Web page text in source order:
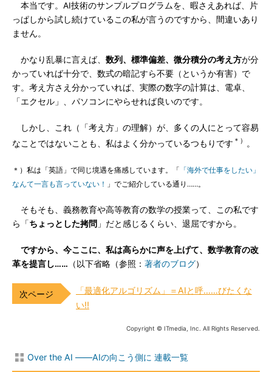
本当です。AI技術のサンプルプログラムを、暇さえあれば、片
っぱしから試し続けているこの私が言うのですから、間違いあり
ません。
かなり乱暴に言えば、 数列、標準偏差、微分積分の考え方が分
かっていれば十分で、数式の暗記すら不要（というか有害）で
す。考え方さえ分かっていれば、実際の数字の計算は、電卓、
「エクセル」、パソコンにやらせれば良いのです。
しかし、これ（「考え方」の理解）が、多くの人にとって容易
なことではないことも、私はよく分かっているつもりです ＊） 。
＊）私は「英語」で同じ境遇を痛感しています。「 「海外で仕事をしたい」
なんて一言も言っていない！
」でご紹介している通り……。
そもそも、義務教育や高等教育の数学の授業って、この私です
ら「ちょっとした拷問 」だと感じるくらい、退屈ですから。
ですから、今ここに、私は高らかに声を上げて、数学教育の改
革を提言し…… （以下省略（参照： 著者のブログ）
「最適化アルゴリズム」＝AIと呼……びたくな
い!!
Copyright © ITmedia, Inc. All Rights Reserved.
Over the AI ――AIの向こう側に 連載一覧